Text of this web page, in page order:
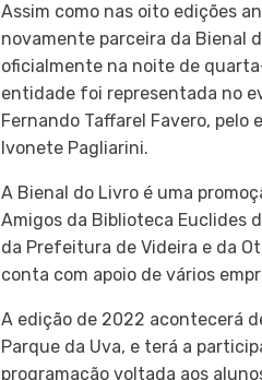
Assim como nas oito edições
novamente parceira da Bienal
oficialmente na noite de
entidade foi representada no
Fernando Taffarel Favero, pelo
Ivonete Pagliarini.
A Bienal do Livro é uma
Amigos da Biblioteca Euclides
da Prefeitura de Videira e da
conta com apoio de vários
A edição de 2022 acontecerá
Parque da Uva, e terá a
programação voltada aos